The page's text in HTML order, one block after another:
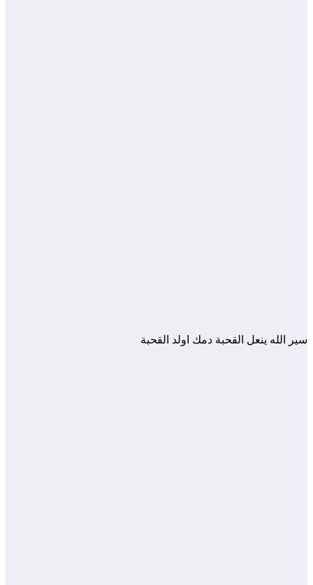
سير الله ينعل القحبة دمك اولد القحبة